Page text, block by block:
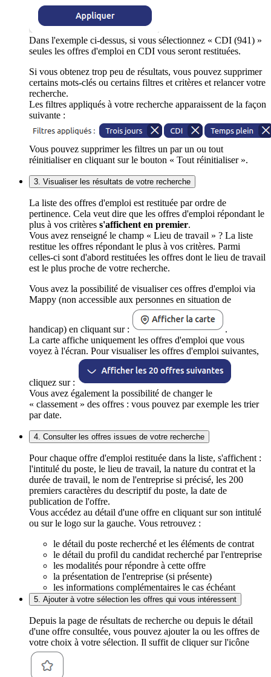
Dans l'exemple ci-dessus, si vous sélectionnez « CDI (941) »
seules les offres d'emploi en CDI vous seront restituées.
Si vous obtenez trop peu de résultats, vous pouvez supprimer
certains mots-clés ou certains filtres et critères et relancer votre
recherche.
Les filtres appliqués à votre recherche apparaissent de la façon
suivante :
Vous pouvez supprimer les filtres un par un ou tout
réinitialiser en cliquant sur le bouton « Tout réinitialiser ».
3. Visualiser les résultats de votre recherche
La liste des offres d'emploi est restituée par ordre de
pertinence. Cela veut dire que les offres d'emploi répondant le
plus à vos critères s'affichent en premier.
Vous avez renseigné le champ « Lieu de travail » ? La liste
restitue les offres répondant le plus à vos critères. Parmi
celles-ci sont d'abord restituées les offres dont le lieu de travail
est le plus proche de votre recherche.
Vous avez la possibilité de visualiser ces offres d'emploi via
Mappy (non accessible aux personnes en situation de
handicap) en cliquant sur :
.
La carte affiche uniquement les offres d'emploi que vous
voyez à l'écran. Pour visualiser les offres d'emploi suivantes,
cliquez sur :
Vous avez également la possibilité de changer le
« classement » des offres : vous pouvez par exemple les trier
par date.
4. Consulter les offres issues de votre recherche
Pour chaque offre d'emploi restituée dans la liste, s'affichent :
l'intitulé du poste, le lieu de travail, la nature du contrat et la
durée de travail, le nom de l'entreprise si précisé, les 200
premiers caractères du descriptif du poste, la date de
publication de l'offre.
Vous accédez au détail d'une offre en cliquant sur son intitulé
ou sur le logo sur la gauche. Vous retrouvez :
le détail du poste recherché et les éléments de contrat
le détail du profil du candidat recherché par l'entreprise
les modalités pour répondre à cette offre
la présentation de l'entreprise (si présente)
les informations complémentaires le cas échéant
5. Ajouter à votre sélection les offres qui vous intéressent
Depuis la page de résultats de recherche ou depuis le détail
d'une offre consultée, vous pouvez ajouter la ou les offres de
votre choix à votre sélection. Il suffit de cliquer sur l'icône